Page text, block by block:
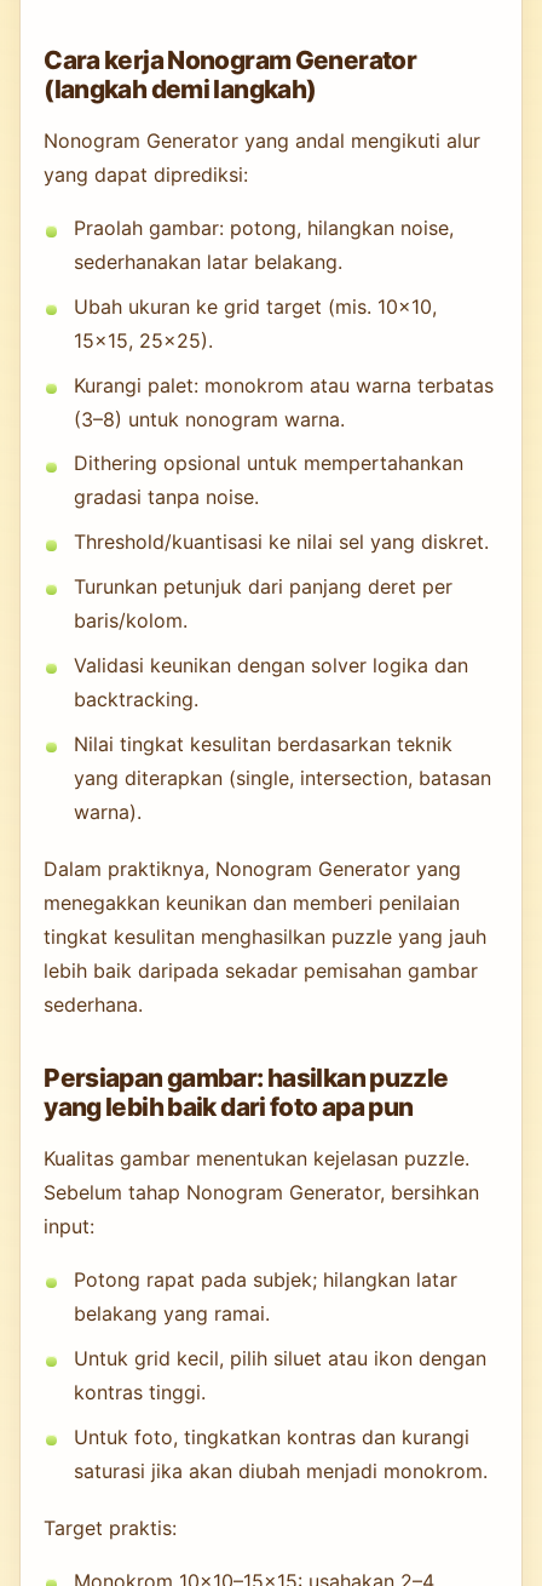
Cara kerja Nonogram Generator
(langkah demi langkah)
Nonogram Generator yang andal mengikuti alur
yang dapat diprediksi:
Praolah gambar: potong, hilangkan noise,
sederhanakan latar belakang.
Ubah ukuran ke grid target (mis. 10×10,
15×15, 25×25).
Kurangi palet: monokrom atau warna terbatas
(3–8) untuk nonogram warna.
Dithering opsional untuk mempertahankan
gradasi tanpa noise.
Threshold/kuantisasi ke nilai sel yang diskret.
Turunkan petunjuk dari panjang deret per
baris/kolom.
Validasi keunikan dengan solver logika dan
backtracking.
Nilai tingkat kesulitan berdasarkan teknik
yang diterapkan (single, intersection, batasan
warna).
Dalam praktiknya, Nonogram Generator yang
menegakkan keunikan dan memberi penilaian
tingkat kesulitan menghasilkan puzzle yang jauh
lebih baik daripada sekadar pemisahan gambar
sederhana.
Persiapan gambar: hasilkan puzzle
yang lebih baik dari foto apa pun
Kualitas gambar menentukan kejelasan puzzle.
Sebelum tahap Nonogram Generator, bersihkan
input:
Potong rapat pada subjek; hilangkan latar
belakang yang ramai.
Untuk grid kecil, pilih siluet atau ikon dengan
kontras tinggi.
Untuk foto, tingkatkan kontras dan kurangi
saturasi jika akan diubah menjadi monokrom.
Target praktis:
Monokrom 10×10–15×15: usahakan 2–4